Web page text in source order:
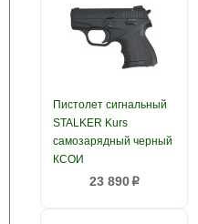
Пистолет сигнальный
STALKER Kurs
самозарядный черный
КСОИ
23 890p